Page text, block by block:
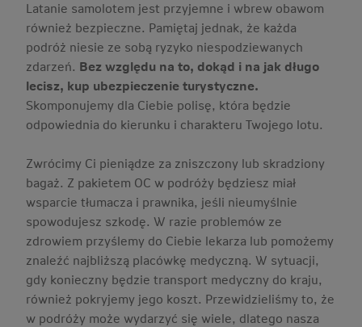
Latanie samolotem jest przyjemne i wbrew obawom
również bezpieczne. Pamiętaj jednak, że każda
podróż niesie ze sobą ryzyko niespodziewanych
zdarzeń. Bez względu na to, dokąd i na jak długo
lecisz, kup ubezpieczenie turystyczne.
Skomponujemy dla Ciebie polisę, która będzie
odpowiednia do kierunku i charakteru Twojego lotu.
Zwrócimy Ci pieniądze za zniszczony lub skradziony
bagaż. Z pakietem OC w podróży będziesz miał
wsparcie tłumacza i prawnika, jeśli nieumyślnie
spowodujesz szkodę. W razie problemów ze
zdrowiem przyślemy do Ciebie lekarza lub pomożemy
znaleźć najbliższą placówkę medyczną. W sytuacji,
gdy konieczny będzie transport medyczny do kraju,
również pokryjemy jego koszt. Przewidzieliśmy to, że
w podróży może wydarzyć się wiele, dlatego nasza